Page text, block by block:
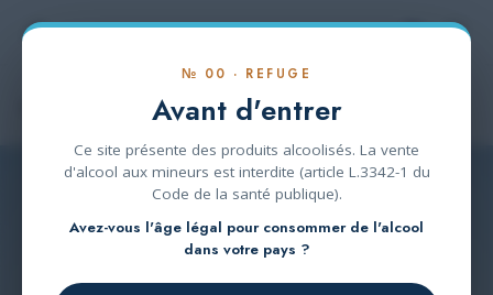
№ 00 · REFUGE
Avant d'entrer
Ce site présente des produits alcoolisés. La vente
d'alcool aux mineurs est interdite (article L.3342-1 du
Code de la santé publique).
Avez-vous l'âge légal pour consommer de l'alcool
dans votre pays ?